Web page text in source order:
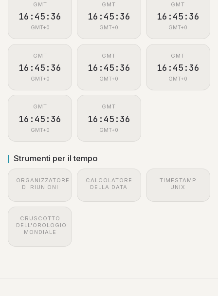
GMT
16:45:37
GMT+0
GMT
16:45:37
GMT+0
GMT
16:45:37
GMT+0
GMT
16:45:37
GMT+0
GMT
16:45:37
GMT+0
GMT
16:45:37
GMT+0
GMT
16:45:37
GMT+0
GMT
16:45:37
GMT+0
Strumenti per il tempo
ORGANIZZATORE
DI RIUNIONI
CALCOLATORE
DELLA DATA
TIMESTAMP
UNIX
CRUSCOTTO
DELL'OROLOGIO
MONDIALE